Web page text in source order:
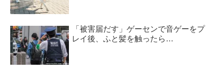
「被害届だす」ゲーセンで音ゲーをプ
レイ後、ふと髪を触ったら…